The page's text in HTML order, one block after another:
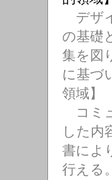
デザ
の基礎
集を図
に基づ
領域】
コミ
した内
書によ
行える